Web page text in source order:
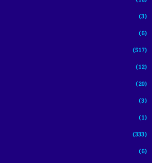
(3)
(6)
(517)
(12)
(20)
(3)
(1)
(333)
(6)